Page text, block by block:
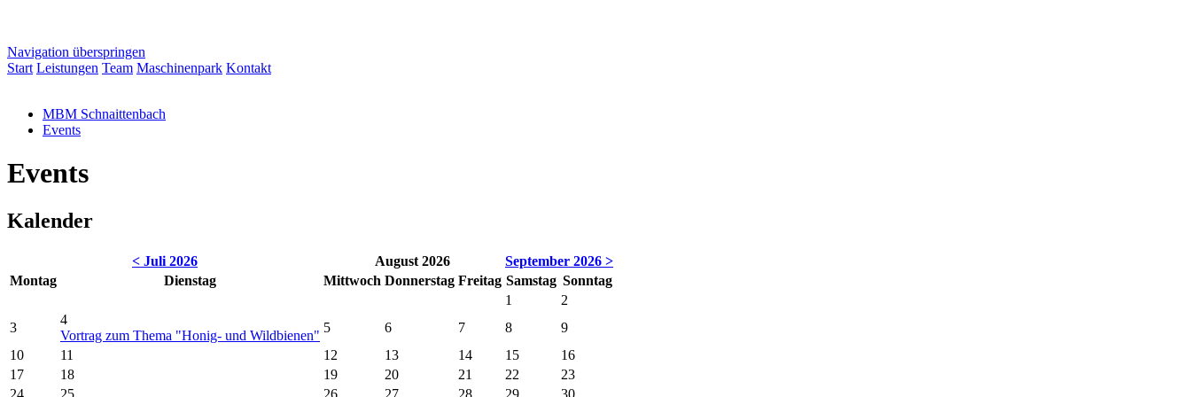
Navigation überspringen
Start Leistungen Team Maschinenpark Kontakt
MBM Schnaittenbach
Events
Events
Kalender
< Juli 2026 August 2026
September 2026 >
Montag Dienstag Mittwoch Donnerstag Freitag Samstag Sonntag
1
2
3
4
Vortrag zum Thema "Honig- und Wildbienen"
5 6 7 8
9
10
11 12 13 14 15
16
17
18 19 20 21 22
23
24
25 26 27 28 29 30